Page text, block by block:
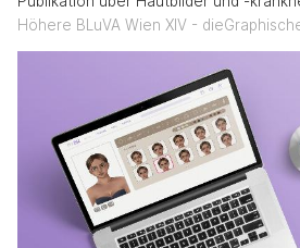
Höhere BLuVA Wien XIV -